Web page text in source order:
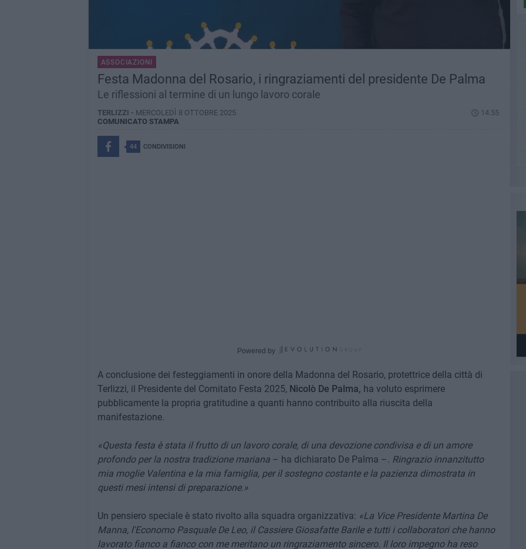
ASSOCIAZIONI
Festa Madonna del Rosario, i ringraziamenti del presidente De Palma
Le riflessioni al termine di un lungo lavoro corale
TERLIZZI - MERCOLEDÌ 8 OTTOBRE 2025
14.55
COMUNICATO STAMPA
44 CONDIVISIONI
Powered by
A conclusione dei festeggiamenti in onore della Madonna del Rosario, protettrice della città di
Terlizzi, il Presidente del Comitato Festa 2025, Nicolò De Palma, ha voluto esprimere
pubblicamente la propria gratitudine a quanti hanno contribuito alla riuscita della
manifestazione.
«Questa festa è stata il frutto di un lavoro corale, di una devozione condivisa e di un amore
profondo per la nostra tradizione mariana– ha dichiarato De Palma –. Ringrazio innanzitutto
mia moglie Valentina e la mia famiglia, per il sostegno costante e la pazienza dimostrata in
questi mesi intensi di preparazione.»
Un pensiero speciale è stato rivolto alla squadra organizzativa: «La Vice Presidente Martina De
Manna, l'Economo Pasquale De Leo, il Cassiere Giosafatte Barile e tutti i collaboratori che hanno
lavorato fianco a fianco con me meritano un ringraziamento sincero. Il loro impegno ha reso